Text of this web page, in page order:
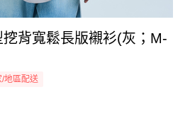
背寬鬆長版襯衫(灰；M-
/地區配送